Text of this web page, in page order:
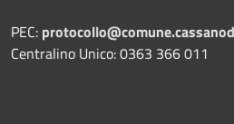
PEC:
Centralino Unico: 0363 366 011